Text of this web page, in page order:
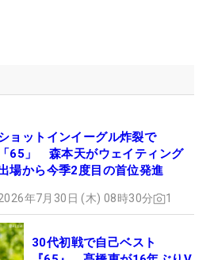
ョットインイーグル炸裂で
「65」 森本天がウェイティング
場から今季2度目の首位発進
年7月30日 (木) 08時30分 1
30代初戦で自己ベスト